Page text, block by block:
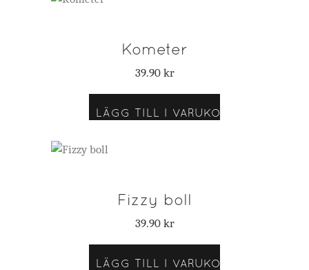
LÄGG TILL I VARUKORG
Kometer
39.90 kr
LÄGG TILL I VARUKORG
Fizzy boll
39.90 kr